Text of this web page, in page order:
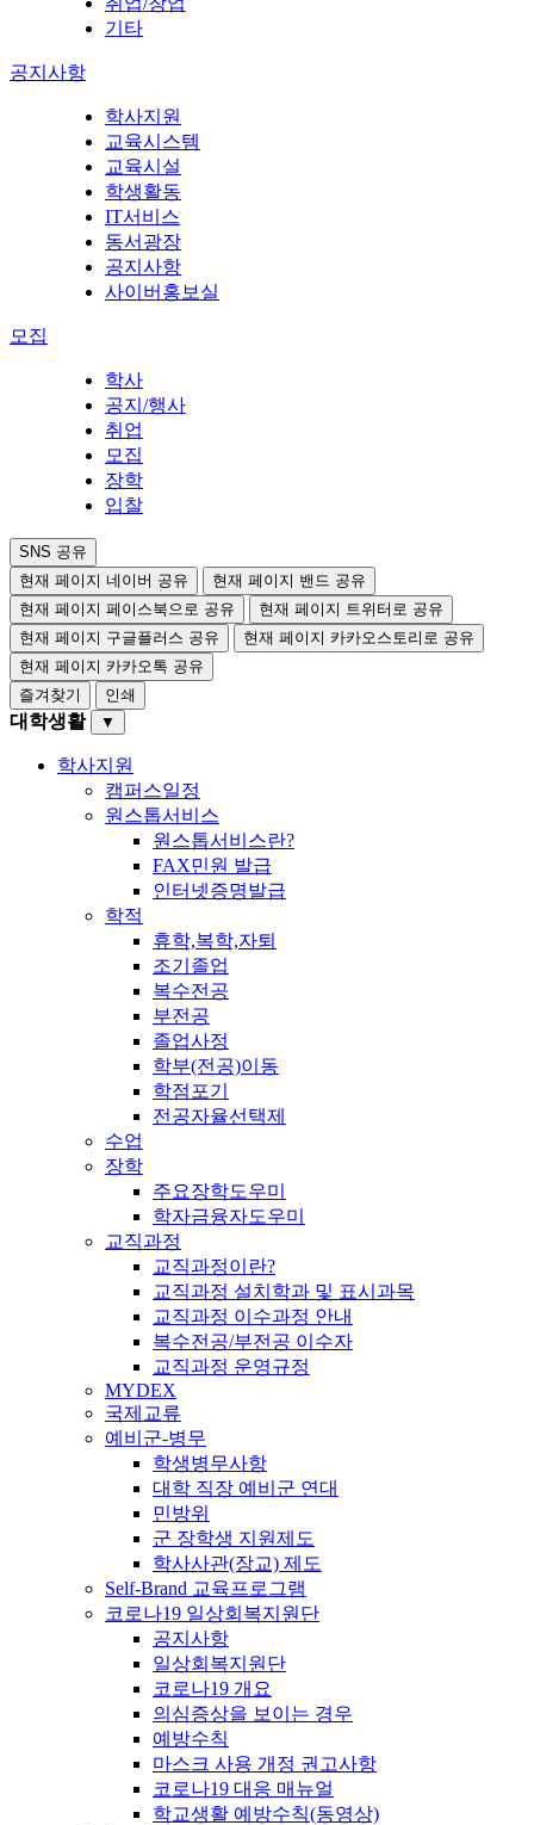
기타
공지사항
학사지원
교육시스템
교육시설
학생활동
IT서비스
동서광장
공지사항
사이버홍보실
모집
학사
공지/행사
취업
모집
장학
입찰
SNS 공유
현재 페이지 네이버 공유
현재 페이지 밴드 공유
현재 페이지 페이스북으로 공유
현재 페이지 트위터로 공유
현재 페이지 구글플러스 공유
현재 페이지 카카오스토리로 공유
현재 페이지 카카오톡 공유
즐겨찾기
인쇄
대학생활 ▼
학사지원
캠퍼스일정
원스톱서비스
원스톱서비스란?
FAX민원 발급
인터넷증명발급
학적
휴학,복학,자퇴
조기졸업
복수전공
부전공
졸업사정
학부(전공)이동
학점포기
전공자율선택제
수업
장학
주요장학도우미
학자금융자도우미
교직과정
교직과정이란?
교직과정 설치학과 및 표시과목
교직과정 이수과정 안내
복수전공/부전공 이수자
교직과정 운영규정
MYDEX
국제교류
예비군-병무
학생병무사항
대학 직장 예비군 연대
민방위
군 장학생 지원제도
학사사관(장교) 제도
Self-Brand 교육프로그램
코로나19 일상회복지원단
공지사항
일상회복지원단
코로나19 개요
의심증상을 보이는 경우
예방수칙
마스크 사용 개정 권고사항
코로나19 대응 매뉴얼
학교생활 예방수칙(동영상)